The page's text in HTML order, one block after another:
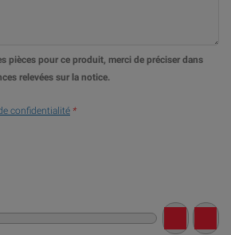
pièces pour ce produit, merci de préciser dans
relevées sur la notice.
confidentialité *